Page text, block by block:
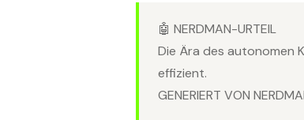
🤖 NERDMAN-URTEIL
Die Ära des autonomen
effizient.
GENERIERT VON